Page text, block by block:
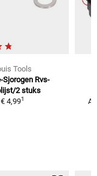
Tools
Sjorogen Rvs-
2 stuks
€ 4,991